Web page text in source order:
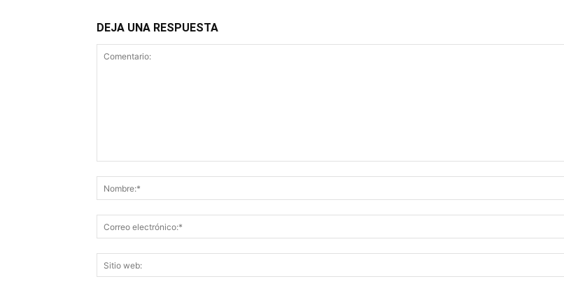
DEJA UNA RESPUESTA